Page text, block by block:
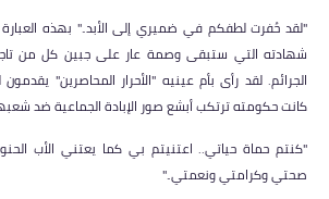
"لقد حُفرت لطفكم في ضميري إلى الأبد.." بهذه العبارة
شهادته التي ستبقى وصمة عار على جبين كل من
الجرائم. لقد رأى بأم عينيه "الأحرار المحاصرين" يقدمون
كانت حكومته ترتكب أبشع صور الإبادة الجماعية ضد
"كنتم حماة حياتي.. اعتنيتم بي كما يعتني الأب
صحتي وكرامتي ونعمتي.."